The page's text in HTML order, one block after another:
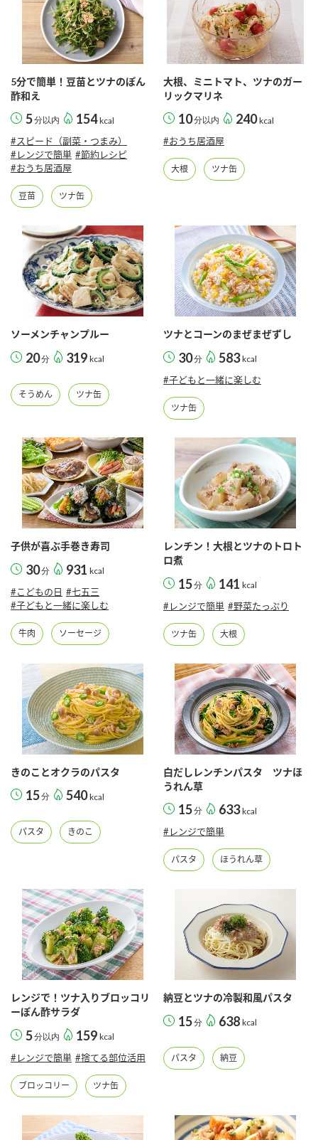
検索
業務用サイト ミツカングループについて 製造所固有記号一覧
5分で簡単！豆苗とツナのぽん
酢和え
5分以内 154 kcal
#スピード（副菜・つまみ）
#レンジで簡単 #節約レシピ
#おうち居酒屋
豆苗 ツナ缶
大根、ミニトマト、ツナのガー
リックマリネ
10分以内 240 kcal
#おうち居酒屋
大根 ツナ缶
ソーメンチャンプルー
20分 319 kcal
そうめん ツナ缶
ツナとコーンのまぜまぜずし
30分 583 kcal
#子どもと一緒に楽しむ
ツナ缶
子供が喜ぶ手巻き寿司
30分 931 kcal
#こどもの日 #七五三
#子どもと一緒に楽しむ
牛肉 ソーセージ
レンチン！大根とツナのトロト
ロ煮
15分 141 kcal
#レンジで簡単 #野菜たっぷり
ツナ缶 大根
きのことオクラのパスタ
15分 540 kcal
パスタ きのこ
白だしレンチンパスタ ツナほ
うれん草
15分 633 kcal
#レンジで簡単
パスタ ほうれん草
レンジで！ツナ入りブロッコリ
ーぽん酢サラダ
5分以内 159 kcal
#レンジで簡単 #捨てる部位活用
ブロッコリー ツナ缶
納豆とツナの冷製和風パスタ
15分 638 kcal
パスタ 納豆